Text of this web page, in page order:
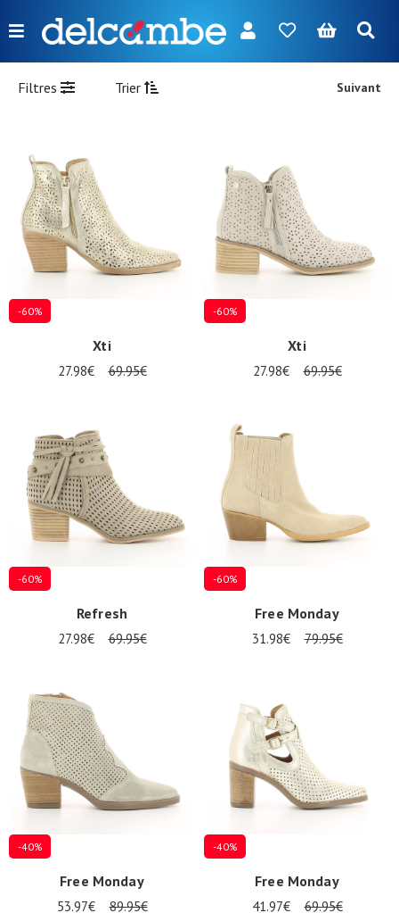
Menu
FR NL EN DE
Homme
Fille
Garçon
Sacs
Accessoires
marques
Filtres Trier Suivant
-60%
Xti
27.98€ 69.95€
-60%
Xti
27.98€ 69.95€
-60%
Refresh
27.98€ 69.95€
-60%
Free Monday
31.98€ 79.95€
-40%
Free Monday
53.97€ 89.95€
-40%
Free Monday
41.97€ 69.95€